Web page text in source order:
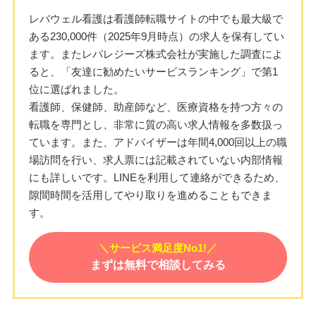
レバウェル看護は看護師転職サイトの中でも最大級で
ある230,000件（2025年9月時点）の求人を保有してい
ます。またレパレジーズ株式会社が実施した調査によ
ると、「友達に勧めたいサービスランキング」で第1
位に選ばれました。
看護師、保健師、助産師など、医療資格を持つ方々の
転職を専門とし、非常に質の高い求人情報を多数扱っ
ています。また、アドバイザーは年間4,000回以上の職
場訪問を行い、求人票には記載されていない内部情報
にも詳しいです。LINEを利用して連絡ができるため、
隙間時間を活用してやり取りを進めることもできま
す。
＼サービス満足度No1!／
まずは無料で相談してみる